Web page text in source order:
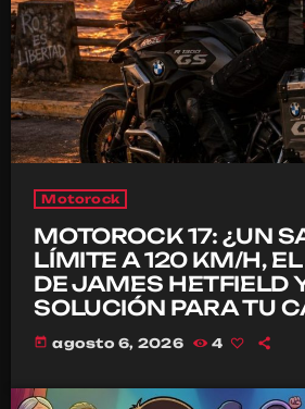
Motorock
MOTOROCK 17: ¿UN
LÍMITE A 120 KM/H,
DE JAMES HETFIELD
SOLUCIÓN PARA TU
today agosto 6, 2026 4